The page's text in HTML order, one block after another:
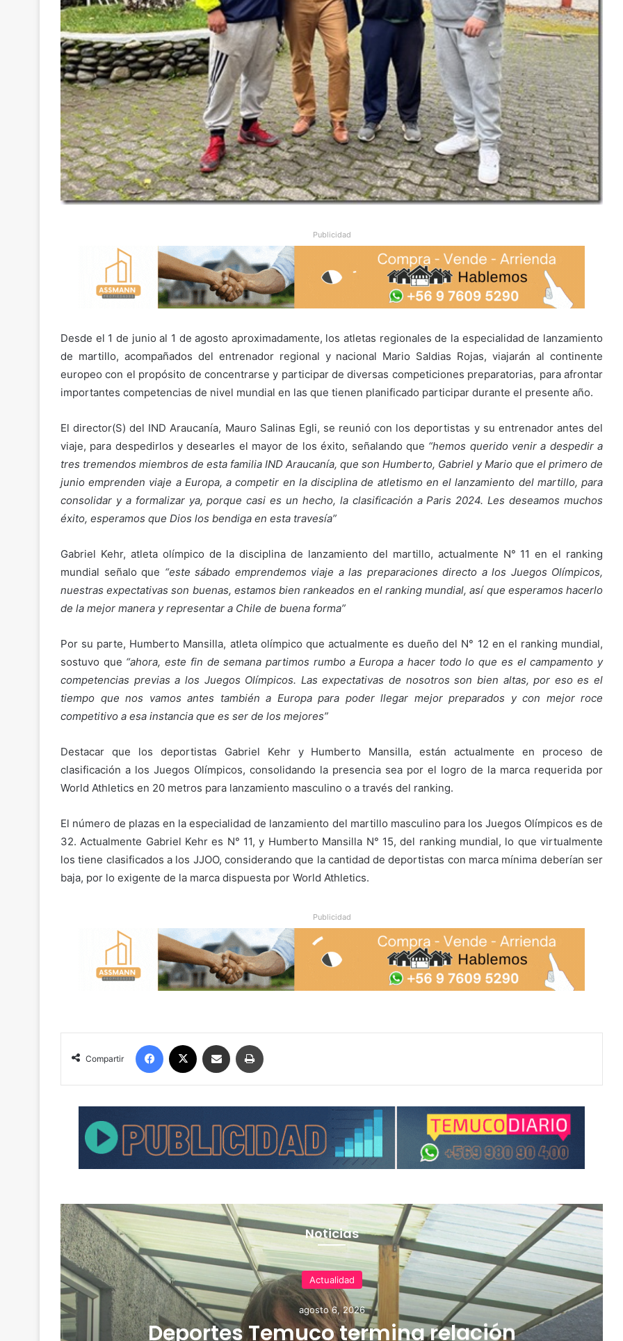
Publicidad
Desde el 1 de junio al 1 de agosto aproximadamente, los atletas regionales de la especialidad de lanzamiento
de martillo, acompañados del entrenador regional y nacional Mario Saldias Rojas, viajarán al continente
europeo con el propósito de concentrarse y participar de diversas competiciones preparatorias, para afrontar
importantes competencias de nivel mundial en las que tienen planificado participar durante el presente año.
El director(S) del IND Araucanía, Mauro Salinas Egli, se reunió con los deportistas y su entrenador antes del
viaje, para despedirlos y desearles el mayor de los éxito, señalando que “hemos querido venir a despedir a
tres tremendos miembros de esta familia IND Araucanía, que son Humberto, Gabriel y Mario que el primero de
junio emprenden viaje a Europa, a competir en la disciplina de atletismo en el lanzamiento del martillo, para
consolidar y a formalizar ya, porque casi es un hecho, la clasificación a Paris 2024. Les deseamos muchos
éxito, esperamos que Dios los bendiga en esta travesía”
Gabriel Kehr, atleta olímpico de la disciplina de lanzamiento del martillo, actualmente N° 11 en el ranking
mundial señalo que “este sábado emprendemos viaje a las preparaciones directo a los Juegos Olímpicos,
nuestras expectativas son buenas, estamos bien rankeados en el ranking mundial, así que esperamos hacerlo
de la mejor manera y representar a Chile de buena forma”
Por su parte, Humberto Mansilla, atleta olímpico que actualmente es dueño del N° 12 en el ranking mundial,
sostuvo que “ahora, este fin de semana partimos rumbo a Europa a hacer todo lo que es el campamento y
competencias previas a los Juegos Olímpicos. Las expectativas de nosotros son bien altas, por eso es el
tiempo que nos vamos antes también a Europa para poder llegar mejor preparados y con mejor roce
competitivo a esa instancia que es ser de los mejores”
Destacar que los deportistas Gabriel Kehr y Humberto Mansilla, están actualmente en proceso de
clasificación a los Juegos Olímpicos, consolidando la presencia sea por el logro de la marca requerida por
World Athletics en 20 metros para lanzamiento masculino o a través del ranking.
El número de plazas en la especialidad de lanzamiento del martillo masculino para los Juegos Olímpicos es de
32. Actualmente Gabriel Kehr es N° 11, y Humberto Mansilla N° 15, del ranking mundial, lo que virtualmente
los tiene clasificados a los JJOO, considerando que la cantidad de deportistas con marca mínima deberían ser
baja, por lo exigente de la marca dispuesta por World Athletics.
Publicidad
Compartir
Noticias
Actualidad
agosto 6, 2026
Deportes Temuco termina relación